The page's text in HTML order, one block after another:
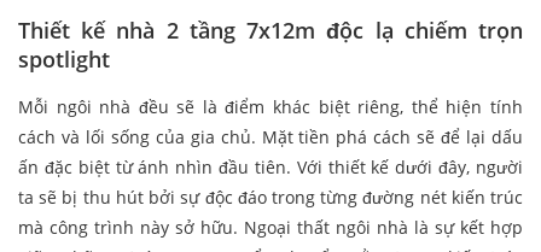
Thiết kế nhà 2 tầng 7x12m độc lạ chiếm trọn
spotlight
Mỗi ngôi nhà đều sẽ là điểm khác biệt riêng, thể hiện tính
cách và lối sống của gia chủ. Mặt tiền phá cách sẽ để lại dấu
ấn đặc biệt từ ánh nhìn đầu tiên. Với thiết kế dưới đây, người
ta sẽ bị thu hút bởi sự độc đáo trong từng đường nét kiến trúc
mà công trình này sở hữu. Ngoại thất ngôi nhà là sự kết hợp